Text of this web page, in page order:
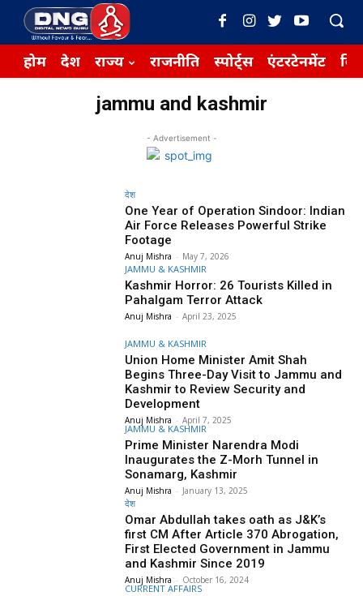
होम देश राज्य राजनीति स्पोर्ट्स एंटरटेनमेंट
jammu and kashmir
- Advertisement -
देश
One Year of Operation Sindoor: Indian
Air Force Releases Powerful Strike
Footage
Anuj Mishra - May 7, 2026
JAMMU & KASHMIR
Kashmir Horror: 26 Tourists Killed in
Pahalgam Terror Attack
Anuj Mishra - April 23, 2025
JAMMU & KASHMIR
Union Home Minister Amit Shah
Begins Three-Day Visit to Jammu and
Kashmir to Review Security and
Development
Anuj Mishra - April 7, 2025
JAMMU & KASHMIR
Prime Minister Narendra Modi
Inaugurates the Z-Morh Tunnel in
Sonamarg, Kashmir
Anuj Mishra - January 13, 2025
देश
Omar Abdullah takes oath as J&K’s
first CM After Article 370 Abrogation,
First Elected Government in Jammu
and Kashmir Since 2019
Anuj Mishra - October 16, 2024
CURRENT AFFAIRS